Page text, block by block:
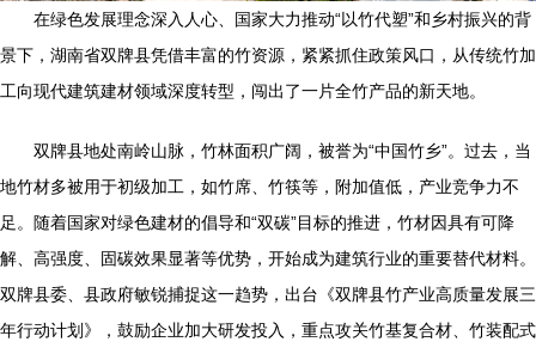
在绿色发展理念深入人心、国家大力推动“以竹代塑”和乡村振兴的背
景下，湖南省双牌县凭借丰富的竹资源，紧紧抓住政策风口，从传统竹加
工向现代建筑建材领域深度转型，闯出了一片全竹产品的新天地。
双牌县地处南岭山脉，竹林面积广阔，被誉为“中国竹乡”。过去，当
地竹材多被用于初级加工，如竹席、竹筷等，附加值低，产业竞争力不
足。随着国家对绿色建材的倡导和“双碳”目标的推进，竹材因具有可降
解、高强度、固碳效果显著等优势，开始成为建筑行业的重要替代材料。
双牌县委、县政府敏锐捕捉这一趋势，出台《双牌县竹产业高质量发展三
年行动计划》，鼓励企业加大研发投入，重点攻关竹基复合材、竹装配式